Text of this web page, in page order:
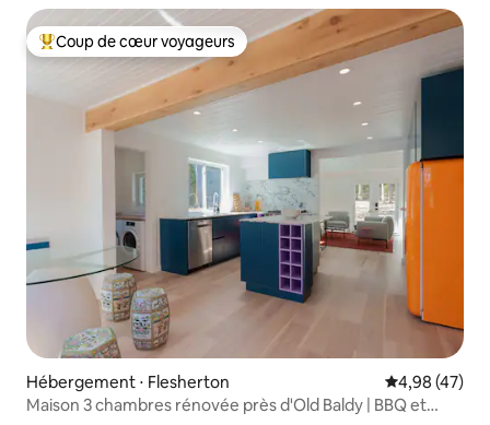
Coups de cœur voyageurs les plus appréciés
Coup de cœur voyageurs
Hébergement ⋅ Flesherton Évaluation
4,98 (47)
Maison 3 chambres rénovée près d'Old Baldy | BBQ et